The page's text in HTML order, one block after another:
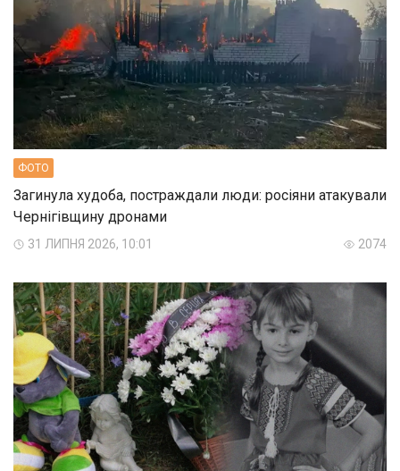
ФОТО
Загинула худоба, постраждали люди: росіяни атакували
Чернігівщину дронами
31 ЛИПНЯ 2026, 10:01 2074